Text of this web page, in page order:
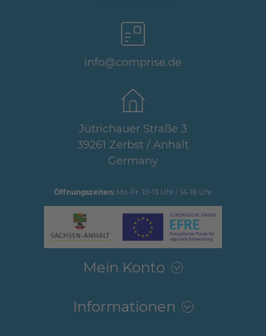
info@comprise.de
Jütrichauer Straße 3
39261 Zerbst / Anhalt
Germany
Öffnungszeiten:Mo-Fr: 10-13 Uhr / 14-18 Uhr
Mein Konto
Informationen